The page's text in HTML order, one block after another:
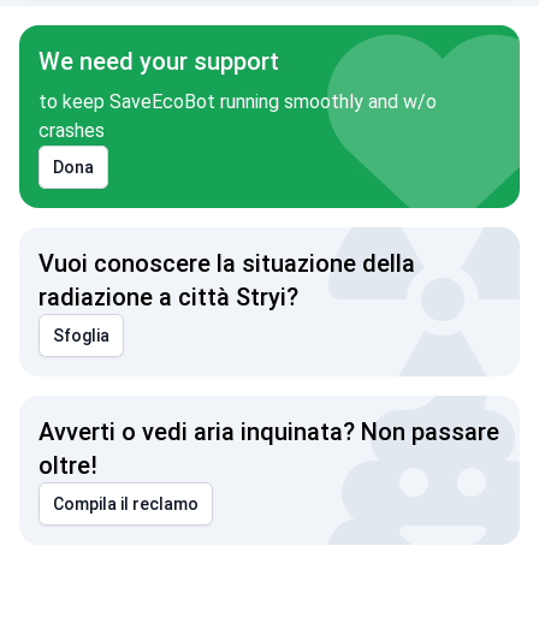
We need your support
to keep SaveEcoBot running smoothly and w/o
crashes
Dona
Vuoi conoscere la situazione della
radiazione a città Stryi?
Sfoglia
Avverti o vedi aria inquinata? Non passare
oltre!
Compila il reclamo